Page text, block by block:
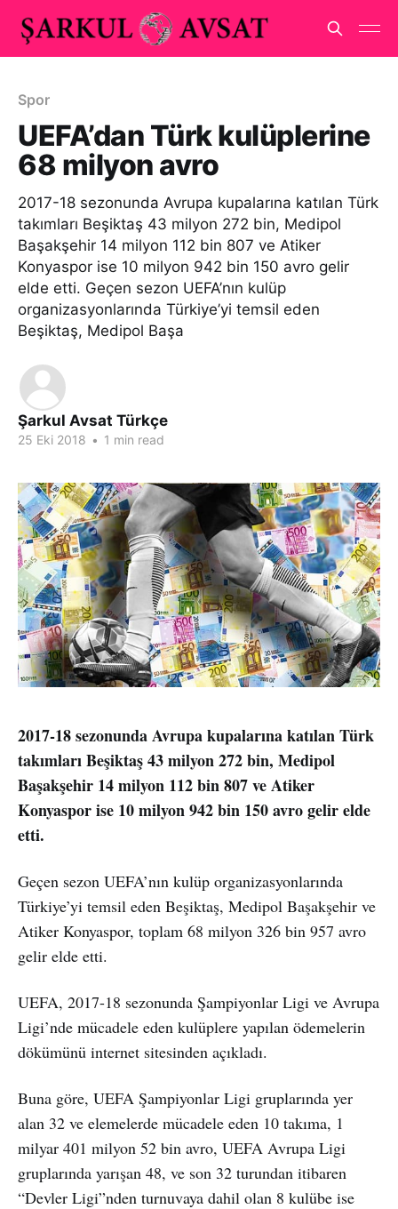
Spor
UEFA’dan Türk kulüplerine
68 milyon avro
2017-18 sezonunda Avrupa kupalarına katılan Türk
takımları Beşiktaş 43 milyon 272 bin, Medipol
Başakşehir 14 milyon 112 bin 807 ve Atiker
Konyaspor ise 10 milyon 942 bin 150 avro gelir
elde etti. Geçen sezon UEFA’nın kulüp
organizasyonlarında Türkiye’yi temsil eden
Beşiktaş, Medipol Başa
Şarkul Avsat Türkçe
25 Eki 2018 • 1 min read
2017-18 sezonunda Avrupa kupalarına katılan Türk
takımları Beşiktaş 43 milyon 272 bin, Medipol
Başakşehir 14 milyon 112 bin 807 ve Atiker
Konyaspor ise 10 milyon 942 bin 150 avro gelir elde
etti.
Geçen sezon UEFA’nın kulüp organizasyonlarında
Türkiye’yi temsil eden Beşiktaş, Medipol Başakşehir ve
Atiker Konyaspor, toplam 68 milyon 326 bin 957 avro
gelir elde etti.
UEFA, 2017-18 sezonunda Şampiyonlar Ligi ve Avrupa
Ligi’nde mücadele eden kulüplere yapılan ödemelerin
dökümünü internet sitesinden açıkladı.
Buna göre, UEFA Şampiyonlar Ligi gruplarında yer
alan 32 ve elemelerde mücadele eden 10 takıma, 1
milyar 401 milyon 52 bin avro, UEFA Avrupa Ligi
gruplarında yarışan 48, ve son 32 turundan itibaren
“Devler Ligi”nden turnuvaya dahil olan 8 kulübe ise